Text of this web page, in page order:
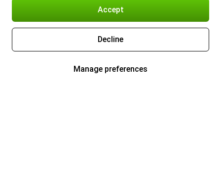
Accept
Decline
Manage preferences